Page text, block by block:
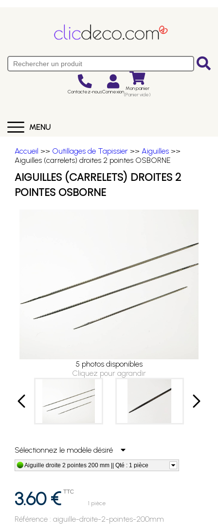
Contactez-nousConnexion Mon panier
(Panier vide)
MENU
Accueil >> Outillages de Tapissier >> Aiguilles >>
Aiguilles (carrelets) droites 2 pointes OSBORNE
AIGUILLES (CARRELETS) DROITES 2
POINTES OSBORNE
5 photos disponibles
Cliquez pour agrandir
Sélectionnez le modèle désiré
Aiguille droite 2 pointes 200 mm || Qté : 1 pièce
3.60 € TTC
1 pièce
Référence : aiguille-droite-2-pointes-200mm